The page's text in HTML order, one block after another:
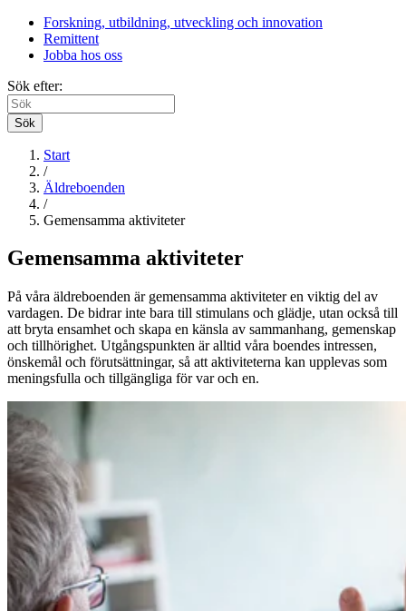
Forskning, utbildning, utveckling och innovation
Remittent
Jobba hos oss
Sök efter:
Sök
Start
/
Äldreboenden
/
Gemensamma aktiviteter
Gemensamma aktiviteter
På våra äldreboenden är gemensamma aktiviteter en viktig del av
vardagen. De bidrar inte bara till stimulans och glädje, utan också till
att bryta ensamhet och skapa en känsla av sammanhang, gemenskap
och tillhörighet. Utgångspunkten är alltid våra boendes intressen,
önskemål och förutsättningar, så att aktiviteterna kan upplevas som
meningsfulla och tillgängliga för var och en.